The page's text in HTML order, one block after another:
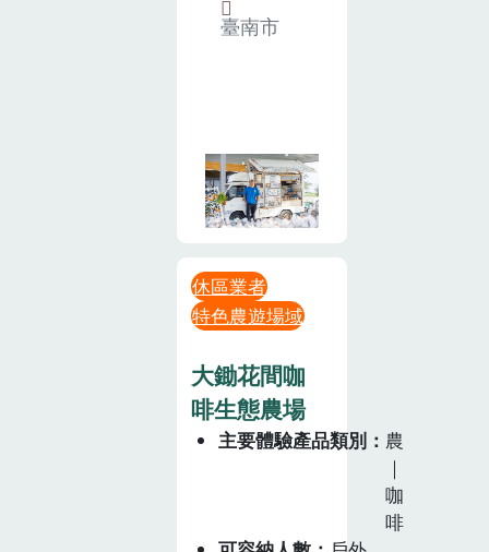
臺南市
休區業者
特色農遊場域
大鋤花間咖
啡生態農場
主要體驗產品類別
農
｜
咖
啡